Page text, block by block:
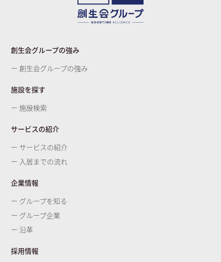
創生会グループの強み
ー 創生会グループの強み
施設を探す
ー 施設検索
サービスの紹介
ー サービスの紹介
ー 入居までの流れ
企業情報
ー グループを知る
ー グループ企業
ー 沿革
採用情報